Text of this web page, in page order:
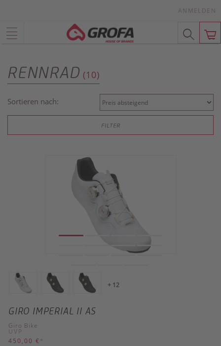
ANMELDEN
RENNRAD (10)
Sortieren nach:
FILTER
+ 12
GIRO IMPERIAL II AS
Giro Bike
UVP
450,00 € *